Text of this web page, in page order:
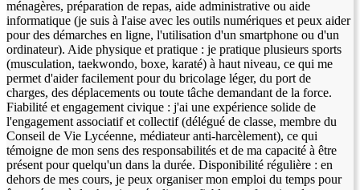
ménagères, préparation de repas, aide administrative ou aide
informatique (je suis à l'aise avec les outils numériques et peux aider
pour des démarches en ligne, l'utilisation d'un smartphone ou d'un
ordinateur). Aide physique et pratique : je pratique plusieurs sports
(musculation, taekwondo, boxe, karaté) à haut niveau, ce qui me
permet d'aider facilement pour du bricolage léger, du port de
charges, des déplacements ou toute tâche demandant de la force.
Fiabilité et engagement civique : j'ai une expérience solide de
l'engagement associatif et collectif (délégué de classe, membre du
Conseil de Vie Lycéenne, médiateur anti-harcèlement), ce qui
témoigne de mon sens des responsabilités et de ma capacité à être
présent pour quelqu'un dans la durée. Disponibilité régulière : en
dehors de mes cours, je peux organiser mon emploi du temps pour